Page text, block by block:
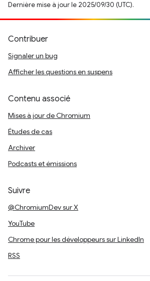
Dernière mise à jour le 2025/09/30 (UTC).
Contribuer
Signaler un bug
Afficher les questions en suspens
Contenu associé
Mises à jour de Chromium
Études de cas
Archiver
Podcasts et émissions
Suivre
@ChromiumDev sur X
YouTube
Chrome pour les développeurs sur LinkedIn
RSS